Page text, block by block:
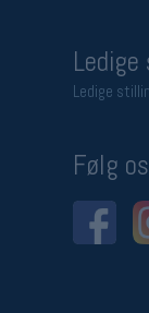
Ledige
Følg